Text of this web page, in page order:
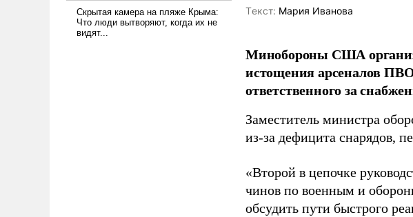
Tекст: Мария Иванова
Минобороны США
истощения арсеналов
ответственного за
Заместитель министра
из-за дефицита снарядов,
«Второй в цепочке
чинов по военным и
обсудить пути быстрого